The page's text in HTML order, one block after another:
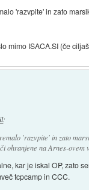
'razvpite' in zato
mimo ISACA.SI (če
:
'razvpite' in zato
ohranjene na Arnes-ovem
kar je iskal OP, zato
tcpcamp in CCC.